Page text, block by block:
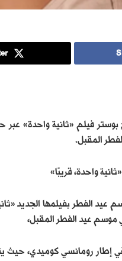
فيلم «ثانية واحدة» عبر
المقبل.
واحدة، قريبًا»
عيد الفطر بفيلمها الجديد
موسم عيد الفطر المقبل،
إطار رومانسي كوميدي،